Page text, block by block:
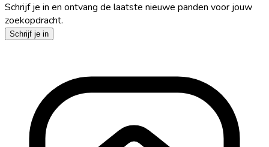
Schrijf je in en ontvang de laatste nieuwe panden voor jouw
zoekopdracht.
Schrijf je in